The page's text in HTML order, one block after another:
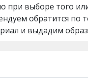
при выборе того
обратится по
и выдадим